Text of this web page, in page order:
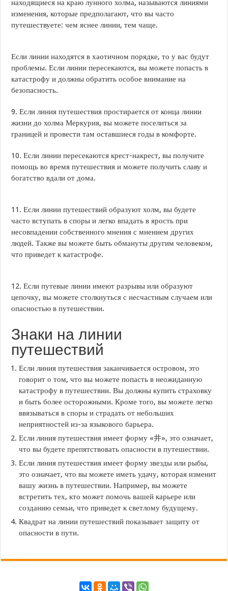
находящиеся на краю лунного холма, называются линиями
изменения, которые предполагают, что вы часто
путешествуете: чем яснее линии, тем чаще.
Если линии находятся в хаотичном порядке, то у вас будут
проблемы. Если линии пересекаются, вы можете попасть в
катастрофу и должны обратить особое внимание на
безопасность.
9. Если линия путешествия простирается от конца линии
жизни до холма Меркурия, вы можете поселиться за
границей и провести там оставшиеся годы в комфорте.
10. Если линии пересекаются крест-накрест, вы получите
помощь во время путешествия и можете получить славу и
богатство вдали от дома.
11. Если линии путешествий образуют холм, вы будете
часто вступать в споры и легко впадать в ярость при
несовпадении собственного мнения с мнением других
людей. Также вы можете быть обмануты другим человеком,
что приведет к катастрофе.
12. Если путевые линии имеют разрывы или образуют
цепочку, вы можете столкнуться с несчастным случаем или
опасностью в путешествии.
Знаки на линии
путешествий
Если линия путешествия заканчивается островом, это
говорит о том, что вы можете попасть в неожиданную
катастрофу в путешествии. Вы должны купить страховку
и быть более осторожными. Кроме того, вы можете легко
ввязываться в споры и страдать от небольших
неприятностей из-за языкового барьера.
Если линия путешествия имеет форму «井», это означает,
что вы будете препятствовать опасности в путешествии.
Если линия путешествия имеет форму звезды или рыбы,
это означает, что вы можете иметь удачу, которая изменит
вашу жизнь в путешествии. Например, вы можете
встретить тех, кто может помочь вашей карьере или
созданию семьи, что приведет к светлому будущему.
Квадрат на линии путешествий показывает защиту от
опасности в пути.